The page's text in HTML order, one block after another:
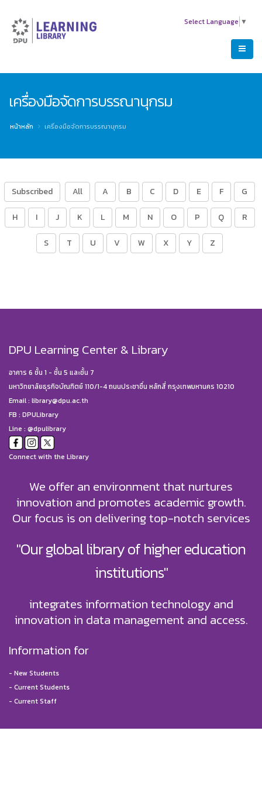
Select Language ▼
เครื่องมือจัดการบรรณานุกรม
หน้าหลัก เครื่องมือจัดการบรรณานุกรม
Subscribed All A B C D E F G
H I J K L M N O P Q R
S T U V W X Y Z
DPU Learning Center & Library
อาคาร 6 ชั้น 1 - ชั้น 5 และชั้น 7
มหาวิทยาลัยธุรกิจบัณฑิตย์ 110/1-4 ถนนประชาชื่น หลักสี่ กรุงเทพมหานคร 10210
Email : library@dpu.ac.th
FB : DPULibrary
Line : @dpulibrary
Connect with the Library
We offer an environment that nurtures
innovation and promotes academic growth.
Our focus is on delivering top-notch services
"Our global library of higher education
institutions"
integrates information technology and
innovation in data management and access.
Information for
- New Students
- Current Students
- Current Staff